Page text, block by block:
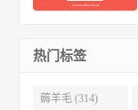
热门标签
薅羊毛 (314)